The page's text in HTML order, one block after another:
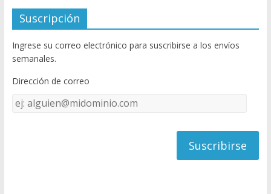
e
b
o
o
k
itt
er
u
T
u
e
C
Suscripción
Ingrese su correo electrónico para suscribirse a los envíos
semanales.
Dirección de correo
Dirección